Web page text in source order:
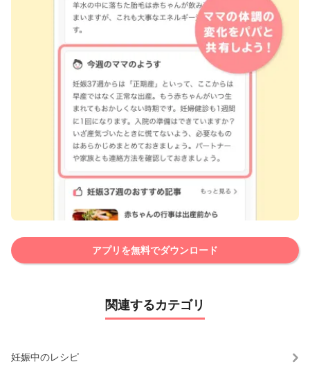
アプリを無料でダウンロード
関連するカテゴリ
妊娠中のレシピ